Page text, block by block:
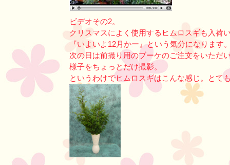
ビデオその2。
クリスマスによく使用するヒムロスギも入荷
『いよいよ12月かー』という気分になります
次の日は前撮り用のブーケのご注文をいただ
様子をちょっとだけ撮影。
というわけでヒムロスギはこんな感じ。とて